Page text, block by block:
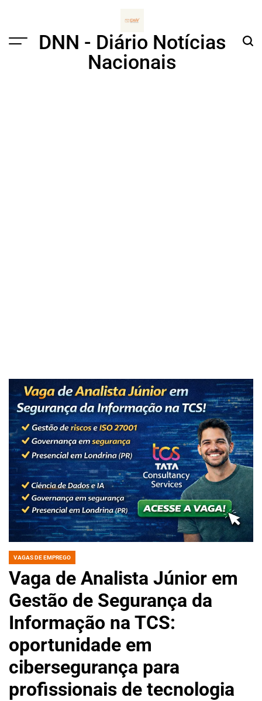
Menu
DNN - Diário Notícias
Nacionais
POSTED
VAGAS DE EMPREGO
Vaga de Analista Júnior em
Gestão de Segurança da
Informação na TCS:
oportunidade em
cibersegurança para
profissionais de tecnologia